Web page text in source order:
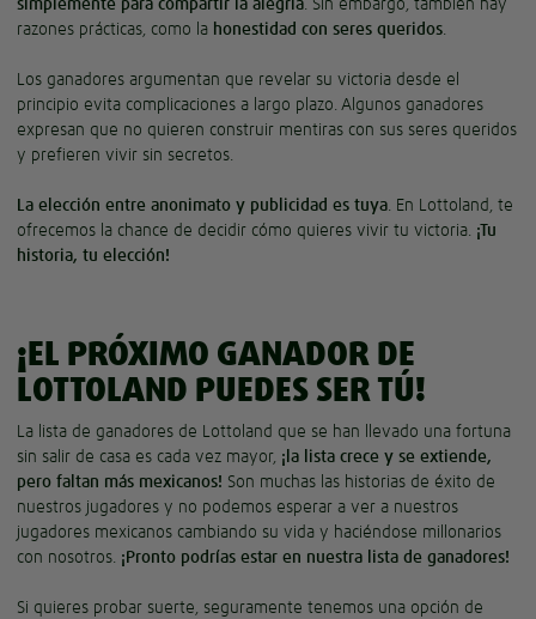
razones prácticas, como la honestidad con seres queridos.
Los ganadores argumentan que revelar su victoria desde el
principio evita complicaciones a largo plazo. Algunos ganadores
expresan que no quieren construir mentiras con sus seres queridos
y prefieren vivir sin secretos.
La elección entre anonimato y publicidad es tuya. En Lottoland, te
ofrecemos la chance de decidir cómo quieres vivir tu victoria. ¡Tu
historia, tu elección!
¡EL PRÓXIMO GANADOR DE
LOTTOLAND PUEDES SER TÚ!
La lista de ganadores de Lottoland que se han llevado una fortuna
sin salir de casa es cada vez mayor, ¡la lista crece y se extiende,
pero faltan más mexicanos! Son muchas las historias de éxito de
nuestros jugadores y no podemos esperar a ver a nuestros
jugadores mexicanos cambiando su vida y haciéndose millonarios
con nosotros. ¡Pronto podrías estar en nuestra lista de ganadores!
Si quieres probar suerte, seguramente tenemos una opción de